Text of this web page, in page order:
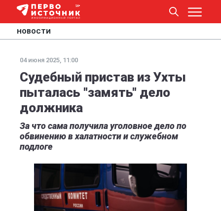
НОВОСТИ
04 июня 2025, 11:00
Судебный пристав из Ухты
пыталась "замять" дело
должника
За что сама получила уголовное дело по
обвинению в халатности и служебном
подлоге